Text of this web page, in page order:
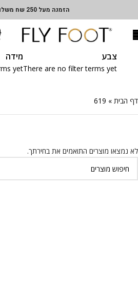
הזמנה מעל 250 שח משלוח חינם.
צבע
There are no filter terms yet
מידה
yet
דף הבית »
619
לא נמצאו מוצרים התואמים את בחירתך.